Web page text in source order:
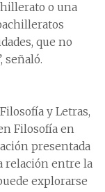
o una
que no
señaló.
y Letras,
Filosofía en
presentada
relación entre la
explorarse